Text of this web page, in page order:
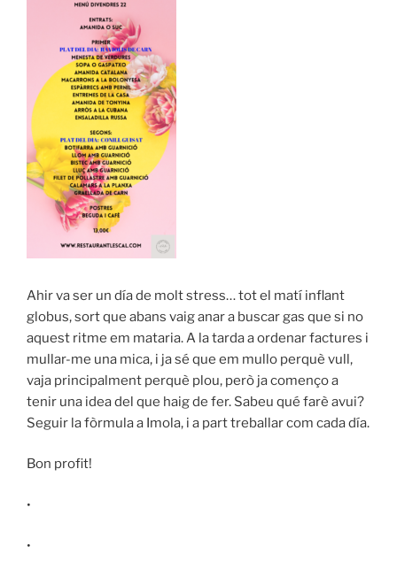
Ahir va ser un día de molt stress… tot el matí inflant
globus, sort que abans vaig anar a buscar gas que si no
aquest ritme em mataria. A la tarda a ordenar factures i
mullar-me una mica, i ja sé que em mullo perquè vull,
vaja principalment perquè plou, però ja començo a
tenir una idea del que haig de fer. Sabeu qué farè avui?
Seguir la fòrmula a Imola, i a part treballar com cada día.
Bon profit!
⁣⁣⁣•
•